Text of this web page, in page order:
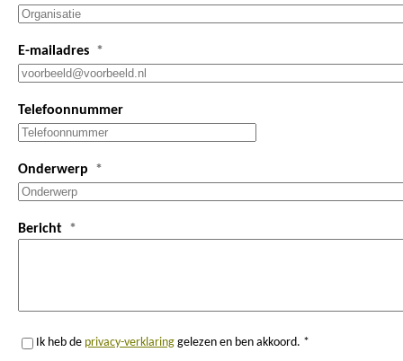
E-mailadres
Telefoonnummer
Onderwerp
Bericht
Ik heb de privacy-verklaring gelezen en ben akkoord. *